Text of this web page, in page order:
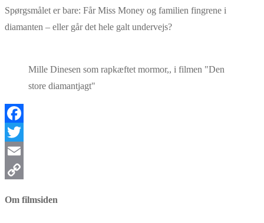
Spørgsmålet er bare: Får Miss Money og familien fingrene i
diamanten – eller går det hele galt undervejs?
Mille Dinesen som rapkæftet mormor,, i filmen "Den
store diamantjagt"
Facebook
Twitter
Email
Om filmsiden